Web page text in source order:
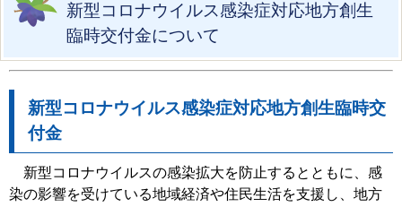
新型コロナウイルス感染症対応地方創生
臨時交付金について
新型コロナウイルス感染症対応地方創生臨時交
付金
新型コロナウイルスの感染拡大を防止するとともに、感
染の影響を受けている地域経済や住民生活を支援し、地方